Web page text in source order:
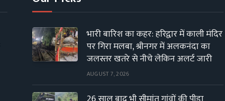
भारी बारिश का कहर: हरिद्वार में काली मंदिर
पर गिरा मलबा, श्रीनगर में अलकनंदा का
जलस्तर खतरे से नीचे लेकिन अलर्ट जारी
AUGUST 7, 2026